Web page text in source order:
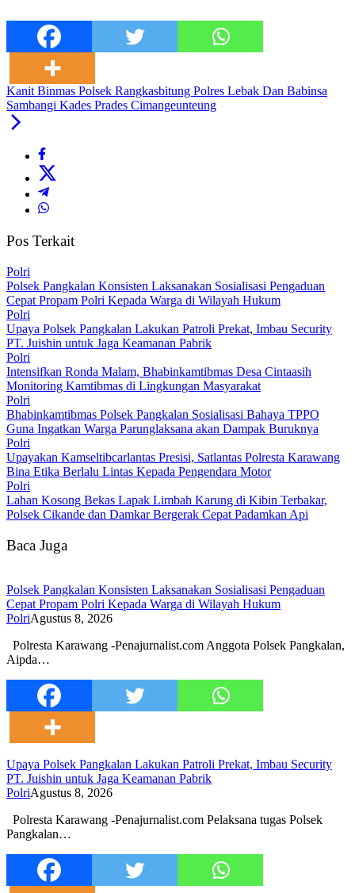
Kanit Binmas Polsek Rangkasbitung Polres Lebak Dan Babinsa
Sambangi Kades Prades Cimangeunteung
Pos Terkait
Polri
Polsek Pangkalan Konsisten Laksanakan Sosialisasi Pengaduan
Cepat Propam Polri Kepada Warga di Wilayah Hukum
Polri
Upaya Polsek Pangkalan Lakukan Patroli Prekat, Imbau Security
PT. Juishin untuk Jaga Keamanan Pabrik
Polri
Intensifkan Ronda Malam, Bhabinkamtibmas Desa Cintaasih
Monitoring Kamtibmas di Lingkungan Masyarakat
Polri
Bhabinkamtibmas Polsek Pangkalan Sosialisasi Bahaya TPPO
Guna Ingatkan Warga Parunglaksana akan Dampak Buruknya
Polri
Upayakan Kamseltibcarlantas Presisi, Satlantas Polresta Karawang
Bina Etika Berlalu Lintas Kepada Pengendara Motor
Polri
Lahan Kosong Bekas Lapak Limbah Karung di Kibin Terbakar,
Polsek Cikande dan Damkar Bergerak Cepat Padamkan Api
Baca Juga
Polsek Pangkalan Konsisten Laksanakan Sosialisasi Pengaduan
Cepat Propam Polri Kepada Warga di Wilayah Hukum
PolriAgustus 8, 2026
Polresta Karawang -Penajurnalist.com Anggota Polsek Pangkalan,
Aipda…
Upaya Polsek Pangkalan Lakukan Patroli Prekat, Imbau Security
PT. Juishin untuk Jaga Keamanan Pabrik
PolriAgustus 8, 2026
Polresta Karawang -Penajurnalist.com Pelaksana tugas Polsek
Pangkalan…